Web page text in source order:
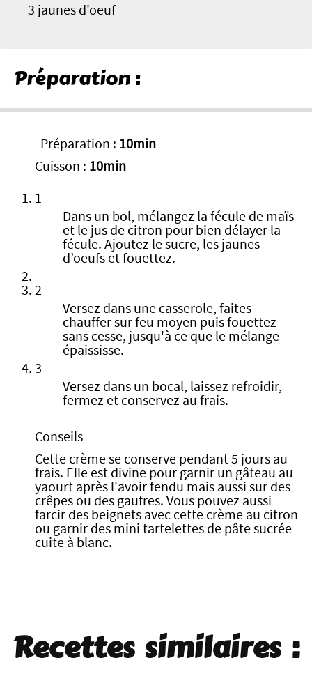
3 jaunes d'oeuf
Préparation :
Préparation : 10min
Cuisson : 10min
1
Dans un bol, mélangez la fécule de maïs
et le jus de citron pour bien délayer la
fécule. Ajoutez le sucre, les jaunes
d’oeufs et fouettez.
2
Versez dans une casserole, faites
chauffer sur feu moyen puis fouettez
sans cesse, jusqu'à ce que le mélange
épaississe.
3
Versez dans un bocal, laissez refroidir,
fermez et conservez au frais.
Conseils
Cette crème se conserve pendant 5 jours au
frais. Elle est divine pour garnir un gâteau au
yaourt après l'avoir fendu mais aussi sur des
crêpes ou des gaufres. Vous pouvez aussi
farcir des beignets avec cette crème au citron
ou garnir des mini tartelettes de pâte sucrée
cuite à blanc.
Recettes similaires :